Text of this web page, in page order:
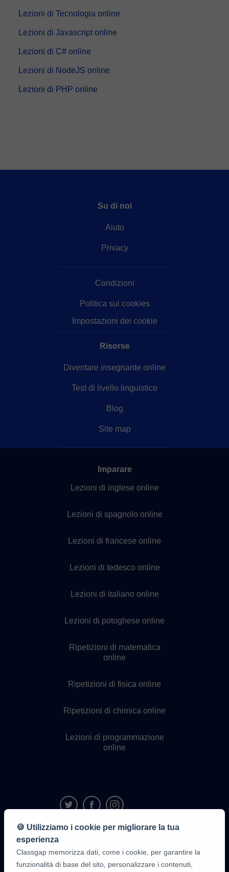
Lezioni di Tecnologia online
Lezioni di Javascript online
Lezioni di C# online
Lezioni di NodeJS online
Lezioni di PHP online
Su di noi
Aiuto
Privacy
Condizioni
Politica sui cookies
Impostazioni dei cookie
Risorse
Diventare insegnante online
Test di livello linguistico
Blog
Site map
Imparare
Lezioni di inglese online
Lezioni di spagnolo online
Lezioni di francese online
Lezioni di tedesco online
Lezioni di italiano online
Lezioni di potoghese online
Ripetizioni di matematica
online
Ripetizioni di fisica online
Ripetizioni di chimica online
Lezioni di programmazione
online
1.339.284
recensioni
di
🍪 Utilizziamo i cookie per migliorare la tua
esperienza
Classgap memorizza dati, come i cookie, per garantire la
funzionalità di base del sito, personalizzare i contenuti,